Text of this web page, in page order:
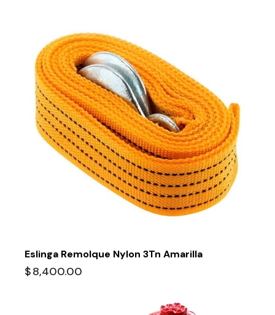
Eslinga Remolque Nylon 3Tn Amarilla
$8,400.00